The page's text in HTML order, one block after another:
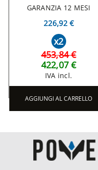
GARANZIA 12 MESI
226,92 €
x2
453,84 €
422,07 €
IVA incl.
AGGIUNGI AL CARRELLO